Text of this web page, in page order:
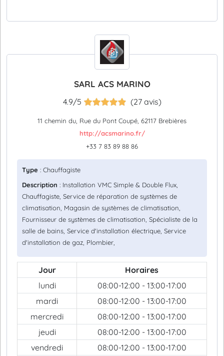
SARL ACS MARINO
4.9/5 (27 avis)
11 chemin du, Rue du Pont Coupé, 62117 Brebières
http://acsmarino.fr/
+33 7 83 89 88 86
Type : Chauffagiste
Description : Installation VMC Simple & Double Flux,
Chauffagiste, Service de réparation de systèmes de
climatisation, Magasin de systèmes de climatisation,
Fournisseur de systèmes de climatisation, Spécialiste de la
salle de bains, Service d'installation électrique, Service
d'installation de gaz, Plombier,
Jour
Horaires
lundi
08:00-12:00 - 13:00-17:00
mardi
08:00-12:00 - 13:00-17:00
mercredi
08:00-12:00 - 13:00-17:00
jeudi
08:00-12:00 - 13:00-17:00
vendredi
08:00-12:00 - 13:00-17:00